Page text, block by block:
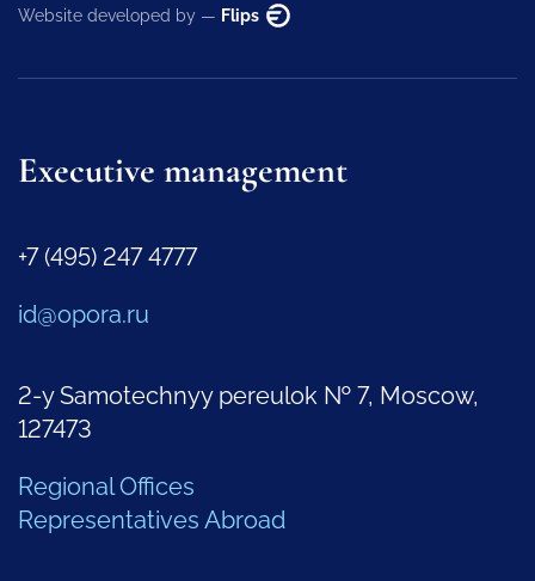
Website developed by — Flips
Executive management
+7 (495) 247 4777
id@opora.ru
2-y Samotechnyy pereulok № 7, Moscow,
127473
Regional Offices
Representatives Abroad